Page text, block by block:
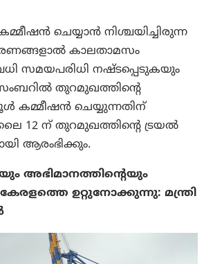
ചെയ്യാൻ നിശ്ചയിച്ചിരുന്ന
കാലതാമസം
സമയപരിധി നഷ്‌ടപ്പെടുകയും
തുറമുഖത്തിൻ്റെ
കമ്മീഷൻ ചെയ്യുന്നതിന്
12 ന് തുറമുഖത്തിൻ്റെ ട്രയൽ
ആരംഭിക്കും.
അഭിമാനത്തിന്റെയും
കേരളത്തെ ഉറ്റുനോക്കുന്നു: മന്ത്രി